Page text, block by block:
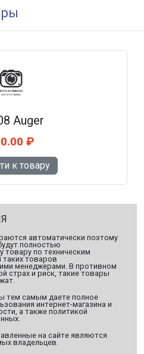
Auger
₽
к товару
автоматически поэтому
полностью
товару по техническим
товаров
менеджерами. В противном
страх и риск, такие товары
тем самым даете полное
интернет-магазина и
а также политикой
на сайте являются
владельцев.